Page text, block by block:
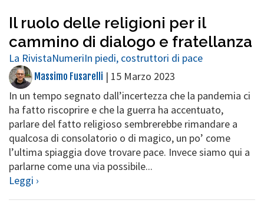
Il ruolo delle religioni per il
cammino di dialogo e fratellanza
La RivistaNumeriIn piedi, costruttori di pace
Massimo Fusarelli | 15 Marzo 2023
In un tempo segnato dall’incertezza che la pandemia ci
ha fatto riscoprire e che la guerra ha accentuato,
parlare del fatto religioso sembrerebbe rimandare a
qualcosa di consolatorio o di magico, un po’ come
l’ultima spiaggia dove trovare pace. Invece siamo qui a
parlarne come una via possibile...
Leggi ›